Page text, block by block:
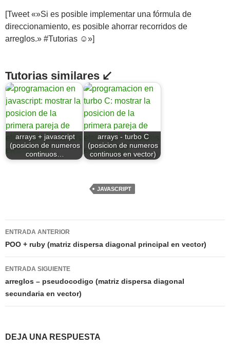
[Tweet «»Si es posible implementar una fórmula de
direccionamiento, es posible ahorrar recorridos de
arreglos.» #Tutorias ☺»]
Tutorias similares ↙
arrays + javascript
(posicion de numeros
continuos…
arrays - turbo C
(posicion de numeros
continuos en vector)
JAVASCRIPT
Navegación
de
entradas
ENTRADA ANTERIOR
POO + ruby (matriz dispersa diagonal principal en vector)
ENTRADA SIGUIENTE
arreglos – pseudocodigo (matriz dispersa diagonal
secundaria en vector)
DEJA UNA RESPUESTA